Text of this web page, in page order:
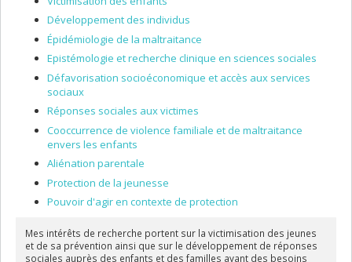
Développement des individus
Épidémiologie de la maltraitance
Epistémologie et recherche clinique en sciences sociales
Défavorisation socioéconomique et accès aux services
sociaux
Réponses sociales aux victimes
Cooccurrence de violence familiale et de maltraitance
envers les enfants
Aliénation parentale
Protection de la jeunesse
Pouvoir d'agir en contexte de protection
Mes intérêts de recherche portent sur la victimisation des jeunes
et de sa prévention ainsi que sur le développement de réponses
sociales auprès des enfants et des familles ayant des besoins